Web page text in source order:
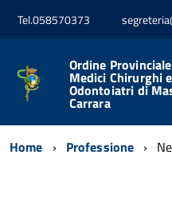
Tel.058570373
Ordine
Medici Chirurghi
Odontoiatri di
Carrara
Home Professione